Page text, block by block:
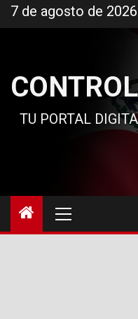
al
7 de agosto de 2026
TU PORTAL
principal